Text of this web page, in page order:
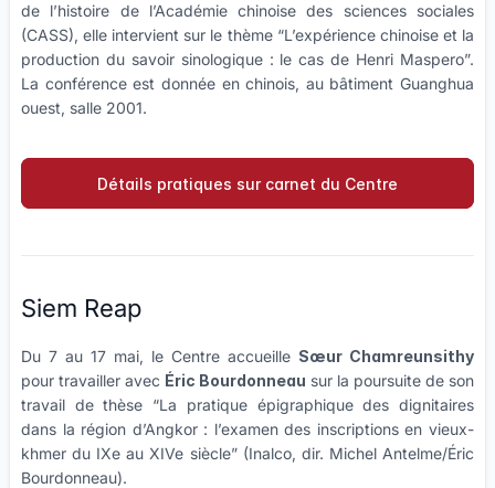
de l’histoire de l’Académie chinoise des sciences sociales
(CASS), elle intervient sur le thème “L’expérience chinoise et la
production du savoir sinologique : le cas de Henri Maspero”.
La conférence est donnée en chinois, au bâtiment Guanghua
ouest, salle 2001.
Détails pratiques sur carnet du Centre
Siem Reap
Du 7 au 17 mai, le Centre accueille Sœur Chamreunsithy
pour travailler avec Éric Bourdonneau sur la poursuite de son
travail de thèse “La pratique épigraphique des dignitaires
dans la région d’Angkor : l’examen des inscriptions en vieux-
khmer du IXe au XIVe siècle” (Inalco, dir. Michel Antelme/Éric
Bourdonneau).